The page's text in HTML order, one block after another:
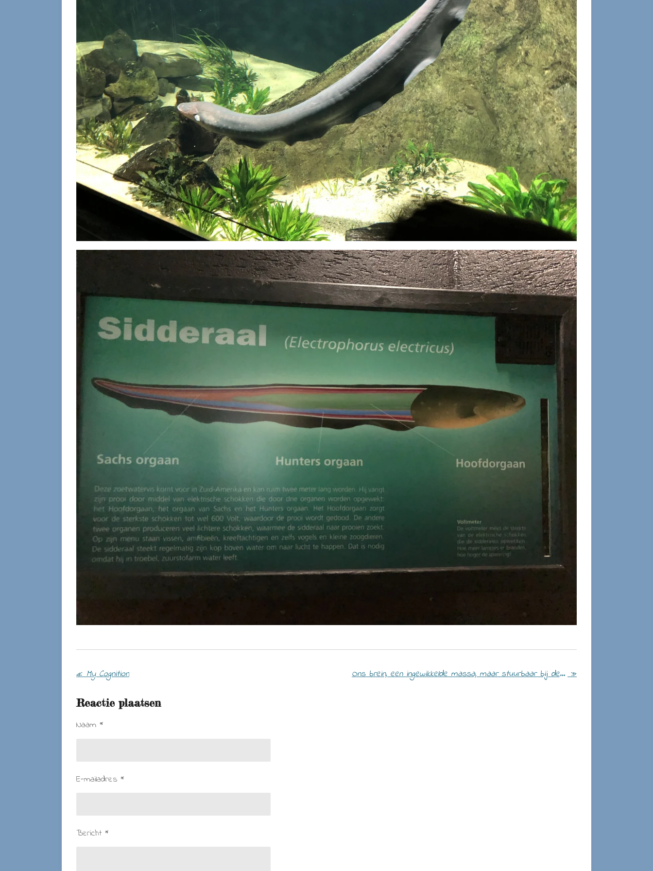
«My Cognition Ons brein, een ingewikkelde massa, maar stuurbaar bij de juiste benadering! »
Reactie plaatsen
Naam *
E-mailadres *
Bericht *